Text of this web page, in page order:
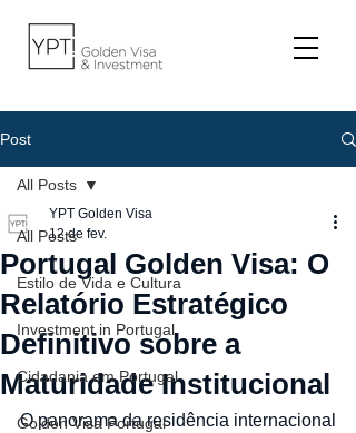
Post
All Posts
Estilo de Vida e Cultura
Investment in Portugal
Cidadania em Portugal
Golden Visa Portugal
All Posts
Portugal Golden Visa: O
Relatório Estratégico
Definitivo sobre a
Maturidade Institucional
YPT Golden Visa
12 de fev.
O panorama da residência internacional